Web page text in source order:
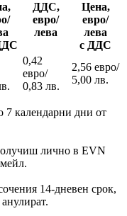
ДДС,
евро/
лева
Цена,
евро/
лева
с ДДС
0,42
евро/
0,83 лв.
2,56 евро/
5,00 лв.
7 календарни дни от
лично в EVN
14-дневен срок,